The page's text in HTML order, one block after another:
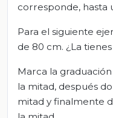
corresponde, hasta
Para el siguiente
de 80 cm. ¿La tienes
Marca la
la mitad, después
mitad y finalmente